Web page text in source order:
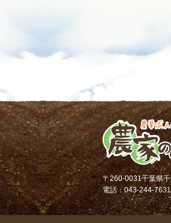
〒260-0031千葉県
電話：043-244-